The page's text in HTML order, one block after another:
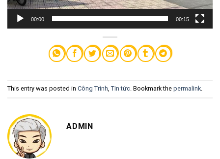
00:00 00:15
This entry was posted in Công Trình, Tin tức. Bookmark the permalink.
ADMIN